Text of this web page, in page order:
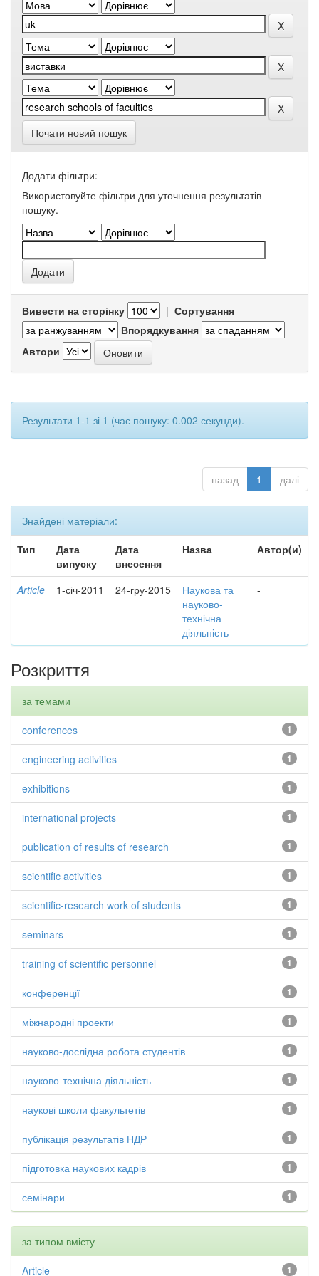
Почати новий пошук
Додати фільтри:
Використовуйте фільтри для уточнення результатів
пошуку.
Вивести на сторінку | Сортування
Впорядкування
Автори
Результати 1-1 зі 1 (час пошуку: 0.002 секунди).
назад 1 далі
Знайдені матеріали:
Тип
Дата
випуску
Дата
внесення
Назва Автор(и)
Article 1-січ-2011 24-гру-2015
Наукова та
науково-
технічна
діяльність
-
Розкриття
за темами
1
conferences
1
engineering activities
1
exhibitions
1
international projects
1
publication of results of research
1
scientific activities
1
scientific-research work of students
1
seminars
1
training of scientific personnel
1
конференції
1
міжнародні проекти
1
науково-дослідна робота студентів
1
науково-технічна діяльність
1
наукові школи факультетів
1
публікація результатів НДР
1
підготовка наукових кадрів
1
семінари
за типом вмісту
1
Article